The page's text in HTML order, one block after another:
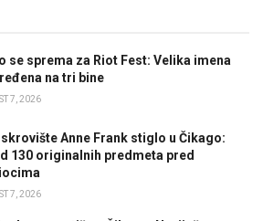
se sprema za Riot Fest: Velika imena
na tri bine
7, 2026
Anne Frank stiglo u Čikago:
130 originalnih predmeta pred
7, 2026